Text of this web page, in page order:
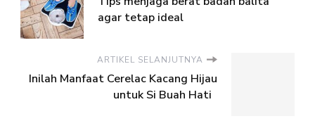
agar tetap ideal
ARTIKEL SELANJUTNYA
Inilah Manfaat Cerelac Kacang Hijau
untuk Si Buah Hati